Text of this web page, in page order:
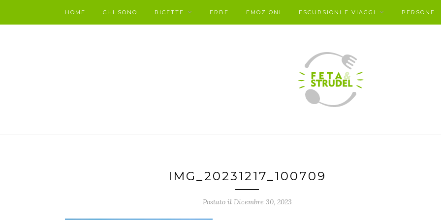
HOME CHI SONO RICETTE ERBE EMOZIONI ESCURSIONI E VIAGGI PERSONE
IMG_20231217_100709
Postato il Dicembre 30, 2023